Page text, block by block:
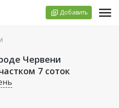
Добавить
Червени
7 соток